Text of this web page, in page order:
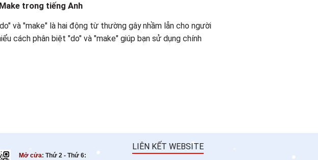
trong tiếng Anh
và "make" là hai động từ thường gây nhầm lẫn cho người
cách phân biệt "do" và "make" giúp bạn sử dụng chính
Mở cửa: Thứ 2 - Thứ 6:
LIÊN KẾT WEBSITE